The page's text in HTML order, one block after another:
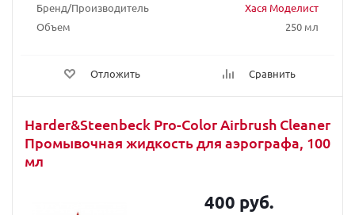
Бренд/Производитель
Хася Моделист
Объем
250 мл
Отложить Сравнить
Harder&Steenbeck Pro-Color Airbrush Cleaner
Промывочная жидкость для аэрографа, 100
мл
400 руб.